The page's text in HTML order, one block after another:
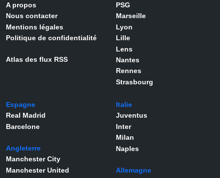
A propos
Nous contacter
Mentions légales
Politique de confidentialité
Atlas des flux RSS
PSG
Marseille
Lyon
Lille
Lens
Nantes
Rennes
Strasbourg
Espagne
Real Madrid
Barcelone
Angleterre
Manchester City
Manchester United
Italie
Juventus
Inter
Milan
Naples
Allemagne